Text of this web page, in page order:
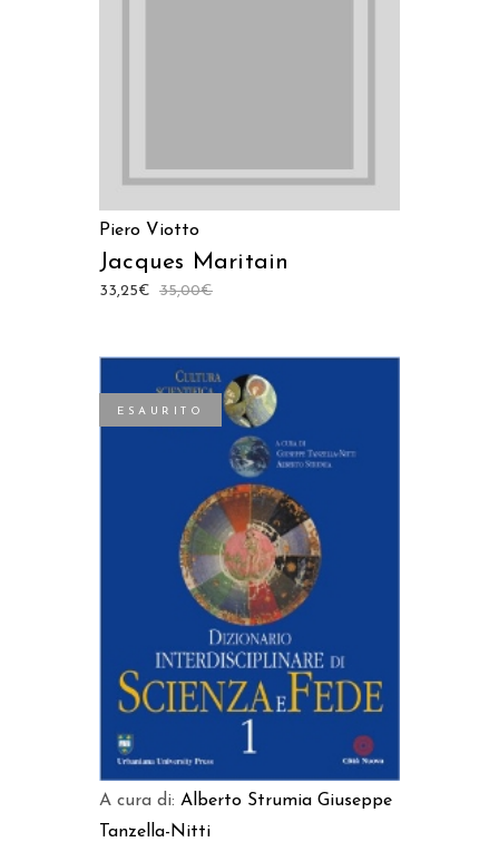
Piero Viotto
Jacques Maritain
35,00€
33,25€
ESAURITO
LEGGI TUTTO
A cura di: Alberto Strumia Giuseppe
Tanzella-Nitti